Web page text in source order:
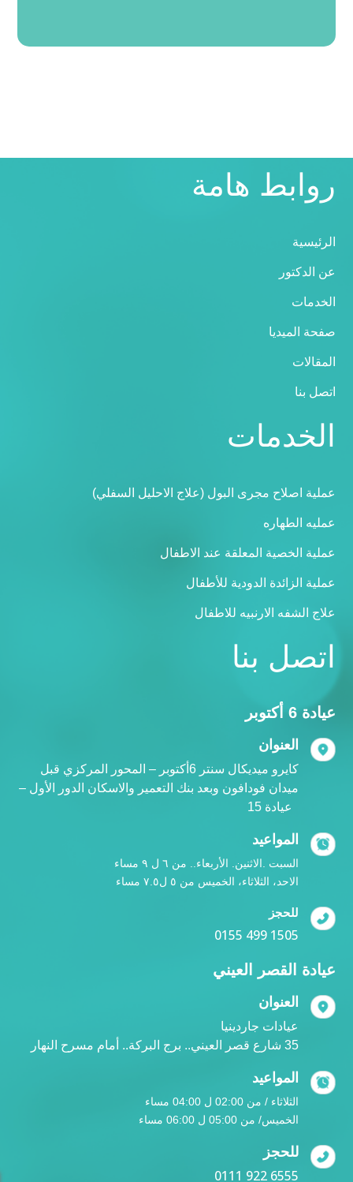
عيادة القصر العيني
العنوان
عيادات جاردينيا
35 شارع قصر العيني.. برج البركة.. أمام مسرح النهار
المواعيد
الثلاثاء / من 02:00 ل 04:00 مساء
الخميس/ من 05:00 ل 06:00 مساء
للحجز
0111 922 6555
اتصل بنا
عيادة 6 أكتوبر
العنوان
كايرو ميديكال سنتر 6أكتوبر – المحور المركزي قبل
ميدان فودافون وبعد بنك التعمير والاسكان الدور الأول –
عيادة 15
المواعيد
السبت .الاثنين. الأربعاء.. من ٦ ل ٩ مساء
الاحد، الثلاثاء، الخميس من ٥ ل٧.٥ مساء
للحجز
0155 499 1505
الخدمات
عملية اصلاح مجرى البول (علاج الاحليل السفلي)
عمليه الطهاره
عملية الخصية المعلقة عند الاطفال
عملية الزائدة الدودية للأطفال
علاج الشفه الارنبيه للاطفال
روابط هامة
الرئيسية
عن الدكتور
الخدمات
صفحة الميديا
المقالات
اتصل بنا